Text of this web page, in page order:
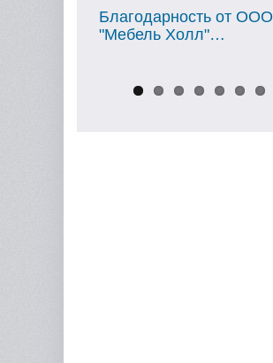
Благодарность от ООО
"Ойл Мотор"…